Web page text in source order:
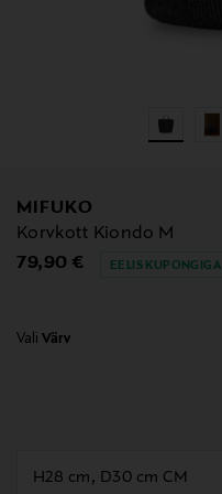
MIFUKO
Korvkott Kiondo M
Original Price
79,90 € EELIS KUPONGIGA
Vali Värv